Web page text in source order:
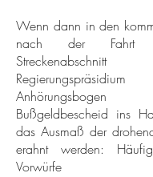
Wenn dann in den
nach der Fahrt
Bußgeldbescheid ins
das Ausmaß der
erahnt werden: